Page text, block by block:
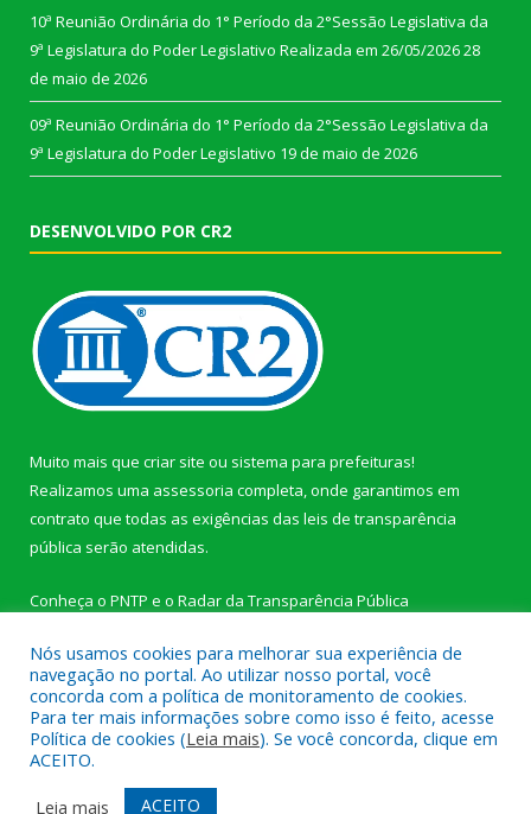
10ª Reunião Ordinária do 1° Período da 2°Sessão Legislativa da
9ª Legislatura do Poder Legislativo Realizada em 26/05/202628
de maio de 2026
09ª Reunião Ordinária do 1° Período da 2°Sessão Legislativa da
9ª Legislatura do Poder Legislativo 19 de maio de 2026
DESENVOLVIDO POR CR2
Muito mais que criar site ou sistema para prefeituras!
Realizamos uma assessoria completa, onde garantimos em
contrato que todas as exigências das leis de transparência
pública serão atendidas.
Conheça o PNTP e o Radar da Transparência Pública
Todos os direitos reservados a Câmara Municipal de Novo
Progresso.
Mapa do Site Acessar Área Administrativa
Nós usamos cookies para melhorar sua experiência de
navegação no portal. Ao utilizar nosso portal, você
concorda com a política de monitoramento de cookies.
Para ter mais informações sobre como isso é feito, acesse
Política de cookies (Leia mais). Se você concorda, clique em
ACEITO.
Leia mais
ACEITO